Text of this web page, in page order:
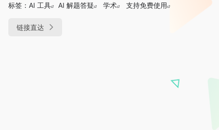
标签： AI 工具 AI 解题答疑 学术 支持免费使用
链接直达